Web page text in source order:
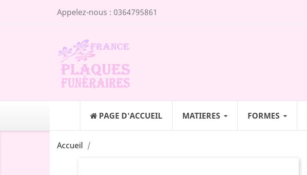
Appelez-nous : 0364795861
PAGE D'ACCUEIL MATIERES FORMES
Accueil